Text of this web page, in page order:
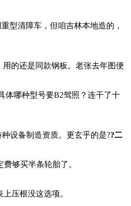
型清障车，但咱吉林本地造的，
的还是同款钢板。老张去年图便
体哪种型号要B2驾照？连干了十
设备制造资质。更玄乎的是??二
够买半条轮胎了。
压根没这选项。